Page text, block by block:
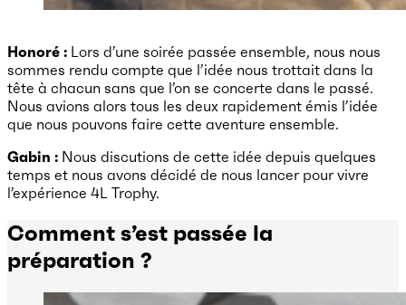
Honoré : Lors d’une soirée passée ensemble, nous nous
sommes rendu compte que l’idée nous trottait dans la
tête à chacun sans que l’on se concerte dans le passé.
Nous avions alors tous les deux rapidement émis l’idée
que nous pouvons faire cette aventure ensemble.
Gabin : Nous discutions de cette idée depuis quelques
temps et nous avons décidé de nous lancer pour vivre
l’expérience 4L Trophy.
Comment s’est passée la
préparation ?